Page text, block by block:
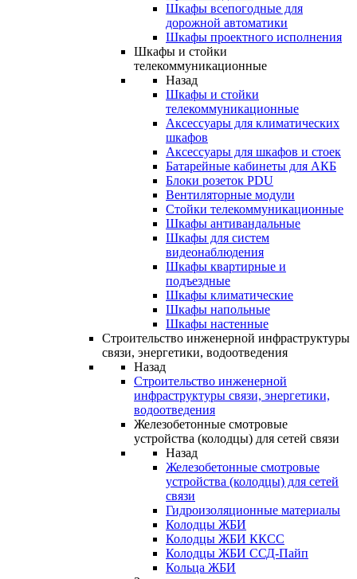
Шкафы всепогодные для
дорожной автоматики
Шкафы проектного исполнения
Шкафы и стойки
телекоммуникационные
Назад
Шкафы и стойки
телекоммуникационные
Аксессуары для климатических
шкафов
Аксессуары для шкафов и стоек
Батарейные кабинеты для АКБ
Блоки розеток PDU
Вентиляторные модули
Стойки телекоммуникационные
Шкафы антивандальные
Шкафы для систем
видеонаблюдения
Шкафы квартирные и
подъездные
Шкафы климатические
Шкафы напольные
Шкафы настенные
Строительство инженерной инфраструктуры
связи, энергетики, водоотведения
Назад
Строительство инженерной
инфраструктуры связи, энергетики,
водоотведения
Железобетонные смотровые
устройства (колодцы) для сетей связи
Назад
Железобетонные смотровые
устройства (колодцы) для сетей
связи
Гидроизоляционные материалы
Колодцы ЖБИ
Колодцы ЖБИ ККСС
Колодцы ЖБИ ССД-Пайп
Кольца ЖБИ